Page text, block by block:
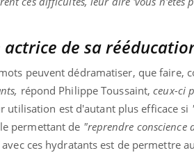
de sa
peuvent dédramatiser, que faire,
répond Philippe Toussaint,ceux-ci
utilisation est d'autant plus efficace si
permettant de "reprendre conscience
ces hydratants est de permettre